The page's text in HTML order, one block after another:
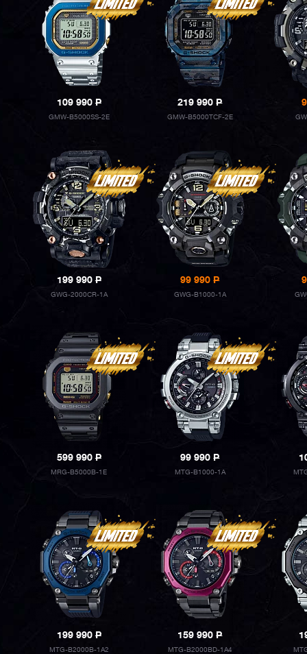
109 990P
GMW-B5000SS-2E
219 990P
GMW-B5000TCF-2E
199 990P
GWG-2000CR-1A
99 990P
GWG-B1000-1A
599 990P
MRG-B5000B-1E
99 990P
MTG-B1000-1A
199 990P
MTG-B2000B-1A2
159 990P
MTG-B2000BD-1A4